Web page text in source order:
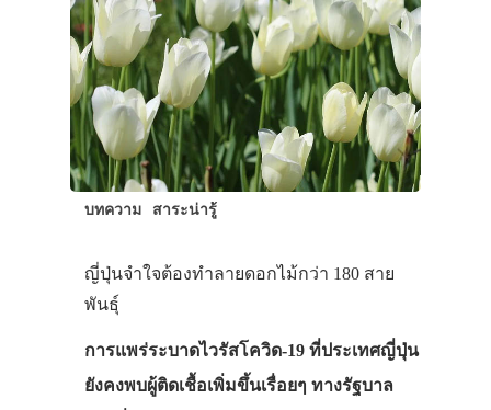
บทความ สาระน่ารู้
ญี่ปุ่นจำใจต้องทำลายดอกไม้กว่า 180 สาย
พันธุ์
การแพร่ระบาดไวรัสโควิด-19 ที่ประเทศญี่ปุ่น
ยังคงพบผู้ติดเชื้อเพิ่มขึ้นเรื่อยๆ ทางรัฐบาล